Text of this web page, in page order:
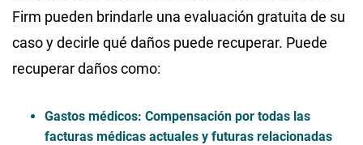
Firm pueden brindarle una evaluación gratuita de su
caso y decirle qué daños puede recuperar. Puede
recuperar daños como:
Gastos médicos: Compensación por todas las
facturas médicas actuales y futuras relacionadas